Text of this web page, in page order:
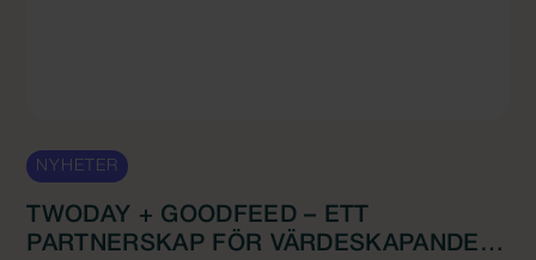
NYHETER
TWODAY + GOODFEED – ETT
PARTNERSKAP FÖR VÄRDESKAPANDE